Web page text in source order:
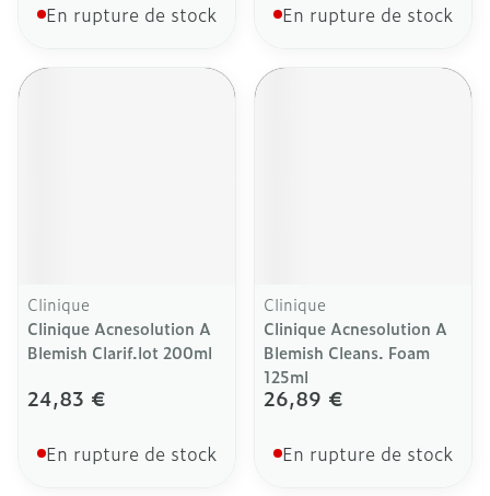
En rupture de stock En rupture de stock
Clinique
Clinique Acnesolution A
Blemish Clarif.lot 200ml
24,83 €
En rupture de stock
Clinique
Clinique Acnesolution A
Blemish Cleans. Foam
125ml
26,89 €
En rupture de stock